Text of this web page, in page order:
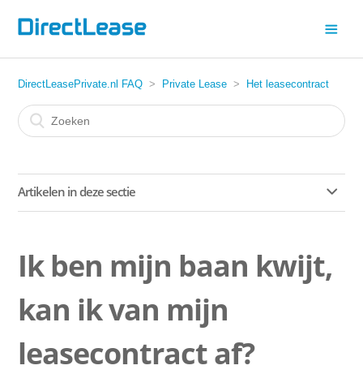
DirectLeasePrivate.nl FAQ Private Lease Het leasecontract
Artikelen in deze sectie
Zijn extra diensten zoals navigatie-updates of connected
Wat is er allemaal inbegrepen in het leasetarief?
Ik ben mijn baan kwijt,
kan ik van mijn
leasecontract af?